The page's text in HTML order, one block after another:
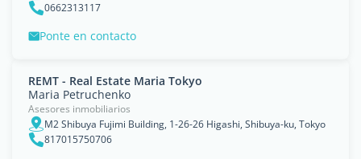
0662313117
Ponte en contacto
REMT - Real Estate Maria Tokyo
Maria Petruchenko
Asesores inmobiliarios
M2 Shibuya Fujimi Building, 1-26-26 Higashi, Shibuya-ku, Tokyo
817015750706